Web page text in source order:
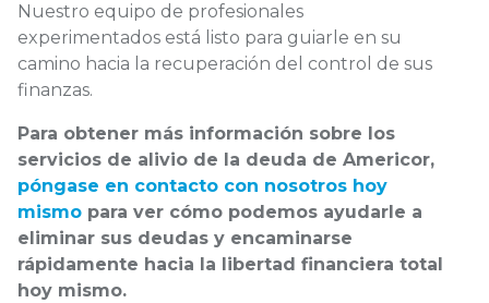
Nuestro equipo de profesionales
experimentados está listo para guiarle en su
camino hacia la recuperación del control de sus
finanzas.
Para obtener más información sobre los
servicios de alivio de la deuda de Americor,
póngase en contacto con nosotros hoy
mismo para ver cómo podemos ayudarle a
eliminar sus deudas y encaminarse
rápidamente hacia la libertad financiera total
hoy mismo.